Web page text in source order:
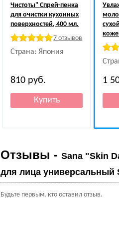
Чистоты" Спрей-пенка
для очистки кухонных
поверхностей, 400 мл.
7 отзывов
Страна: Япония
810 руб. 1
Отзывы -Sana "Skin
для лица универсальный
Будьте первым, кто оставил отзыв.